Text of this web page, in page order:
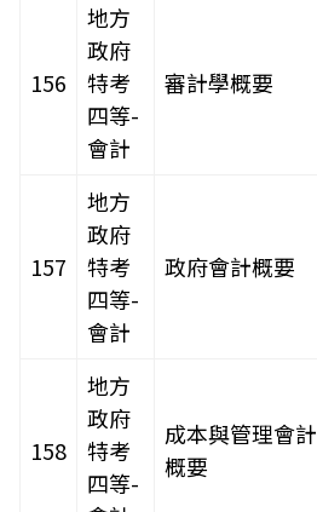
156
地方
政府
特考
四等-
會計
審計學概要
157
地方
政府
特考
四等-
會計
政府會計概要
158
地方
政府
特考
四等-
成本與管理會計
概要